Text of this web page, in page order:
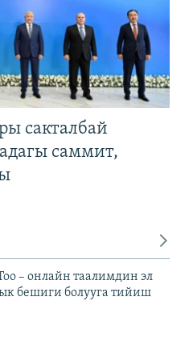
сакталбай
саммит,
– онлайн таалимдин эл
бешиги болууга тийиш